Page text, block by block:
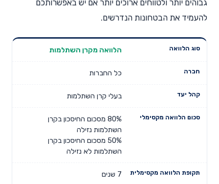
גבוהים יותר ולטווחים ארוכים יותר אם יש באפשרותכם
להעמיד את הבטחונות הנדרשים.
הלוואה מקרן השתלמות
כל החברות
בעלי קרן השתלמות
80% מסכום החיסכון בקרן
השתלמות נזילה
50% מסכום החיסכון בקרן
השתלמות לא נזילה
7 שנים